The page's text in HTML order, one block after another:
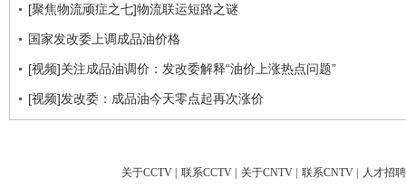
[聚焦物流顽症之七]物流联运短路之谜
国家发改委上调成品油价格
[视频]关注成品油调价：发改委解释“油价上涨热点问题”
[视频]发改委：成品油今天零点起再次涨价
关于CCTV | 联系CCTV | 关于CNTV | 联系CNTV | 人才招聘